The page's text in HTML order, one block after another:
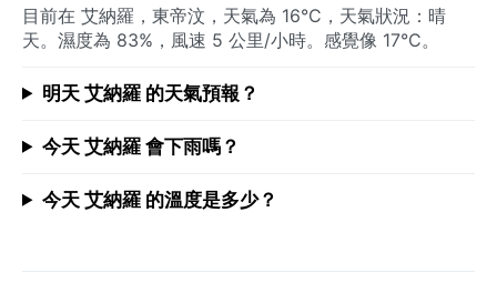
目前在 艾納羅，東帝汶，天氣為 16°C，天氣狀況：晴
天。濕度為 83%，風速 5 公里/小時。感覺像 17°C。
明天 艾納羅 的天氣預報？
今天 艾納羅 會下雨嗎？
今天 艾納羅 的溫度是多少？